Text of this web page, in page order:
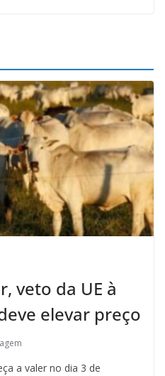
veto da UE à
elevar preço
a valer no dia 3 de